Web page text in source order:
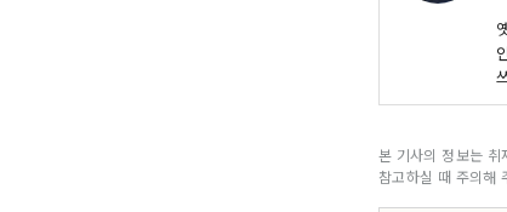
본 기사의 정보는 취
참고하실 때 주의해